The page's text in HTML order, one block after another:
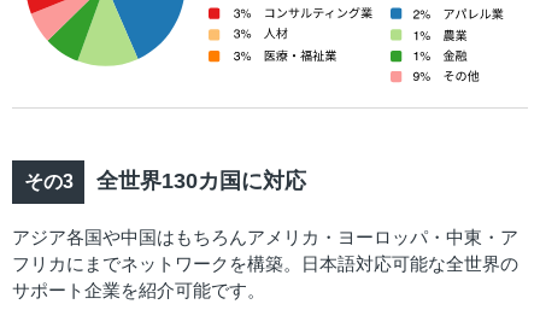
全世界130カ国に対応
アジア各国や中国はもちろんアメリカ・ヨーロッパ・中東・ア
フリカにまでネットワークを構築。日本語対応可能な全世界の
サポート企業を紹介可能です。